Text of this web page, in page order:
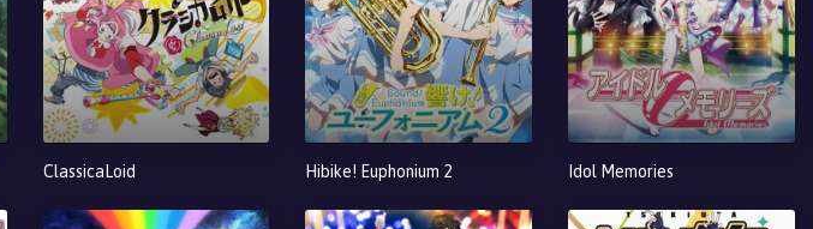
ClassicaLoid Hibike! Euphonium 2 Idol Memories